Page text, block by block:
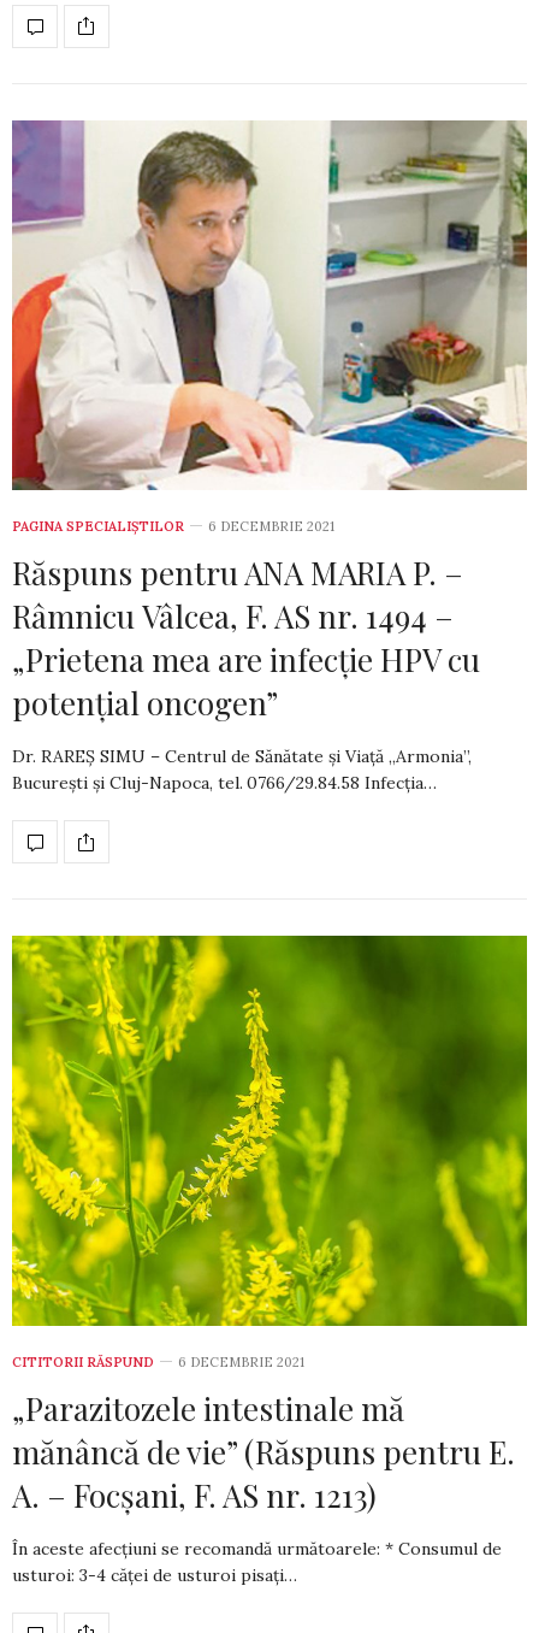
PAGINA SPECIALIȘTILOR 6 DECEMBRIE 2021
Răspuns pentru ANA MARIA P. –
Râmnicu Vâlcea, F. AS nr. 1494 –
„Prietena mea are infecție HPV cu
potențial oncogen”
Dr. RAREȘ SIMU – Centrul de Sănătate şi Viaţă „Armonia”,
Bucureşti și Cluj-Napoca, tel. 0766/29.84.58 Infecția…
CITITORII RĂSPUND 6 DECEMBRIE 2021
„Parazitozele intestinale mă
mănâncă de vie” (Răspuns pentru E.
A. – Focșani, F. AS nr. 1213)
În aceste afecțiuni se recomandă următoarele: * Consumul de
usturoi: 3-4 căței de usturoi pisați…